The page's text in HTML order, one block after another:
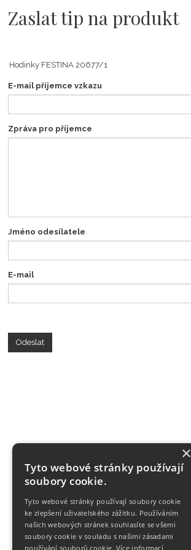
Zaslat tip na produkt
E-mail příjemce vzkazu
Zpráva pro příjemce
Jméno odesílatele
E-mail
Odeslat
×
Tyto webové stránky používají
soubory cookie.
Tyto webové stránky používají soubory cookie
ke zlepšení uživatelského zážitku. Používáním
našich webových stránek souhlasíte se všemi
soubory cookie v souladu s našimi zásadami
používání souborů cookie. Více informací